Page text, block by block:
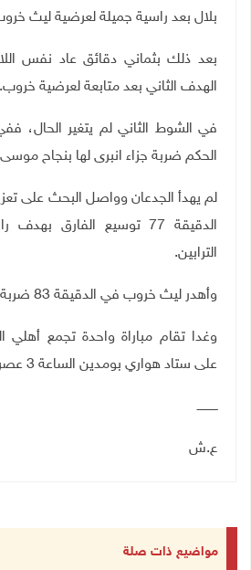
بلال بعد راسية جميلة لعرضية ليث
بعد ذلك بثماني دقائق عاد نفس
الهدف الثاني بعد متابعة لعرضية خروب.
الحكم ضربة جزاء انبرى لها بنجاح موسى
لم يهدأ الجدعان وواصل البحث على
الدقيقة 77 توسيع الفارق
الترابين.
وأهدر ليث خروب في الدقيقة 83 ضربة جزاء.
وغدا تقام مباراة واحدة تجمع أهلي
على ستاد هواري بومدين الساعة 3 عصرا.
ـــــــــــ
ع.ش
مواضيع ذات صلة